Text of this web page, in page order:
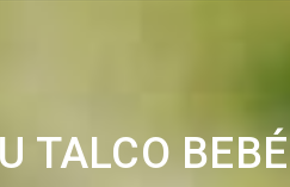
TALCO